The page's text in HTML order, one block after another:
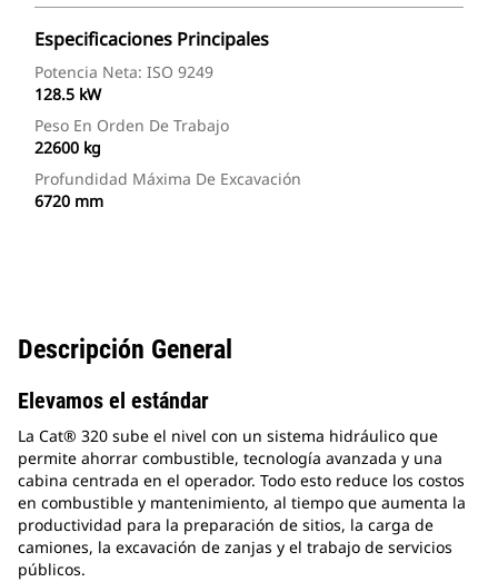
Especificaciones Principales
Potencia Neta: ISO 9249
128.5 kW
Peso En Orden De Trabajo
22600 kg
Profundidad Máxima De Excavación
6720 mm
Descripción General
Elevamos el estándar
La Cat® 320 sube el nivel con un sistema hidráulico que
permite ahorrar combustible, tecnología avanzada y una
cabina centrada en el operador. Todo esto reduce los costos
en combustible y mantenimiento, al tiempo que aumenta la
productividad para la preparación de sitios, la carga de
camiones, la excavación de zanjas y el trabajo de servicios
públicos.